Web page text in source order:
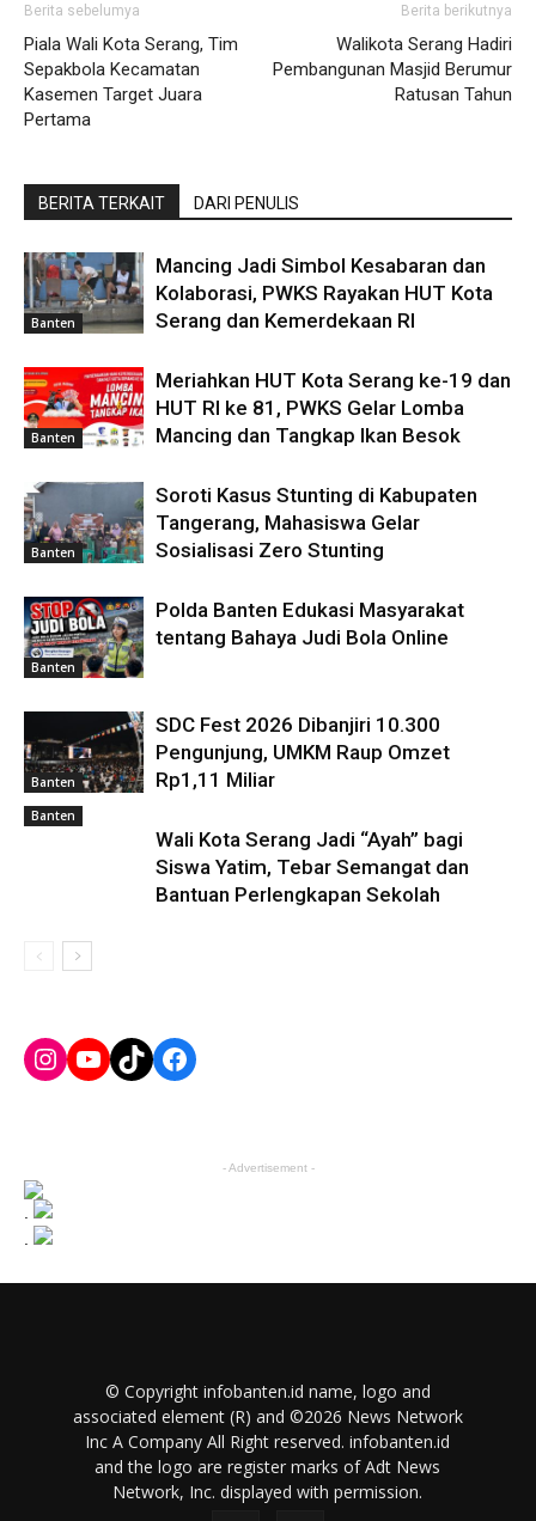
Berita sebelumya
Piala Wali Kota Serang, Tim
Sepakbola Kecamatan
Kasemen Target Juara
Pertama
Berita berikutnya
Walikota Serang Hadiri
Pembangunan Masjid Berumur
Ratusan Tahun
BERITA TERKAIT DARI PENULIS
Banten
Mancing Jadi Simbol Kesabaran dan
Kolaborasi, PWKS Rayakan HUT Kota
Serang dan Kemerdekaan RI
Banten
Meriahkan HUT Kota Serang ke-19 dan
HUT RI ke 81, PWKS Gelar Lomba
Mancing dan Tangkap Ikan Besok
Banten
Soroti Kasus Stunting di Kabupaten
Tangerang, Mahasiswa Gelar
Sosialisasi Zero Stunting
Banten
Polda Banten Edukasi Masyarakat
tentang Bahaya Judi Bola Online
Banten
SDC Fest 2026 Dibanjiri 10.300
Pengunjung, UMKM Raup Omzet
Rp1,11 Miliar
Banten
Wali Kota Serang Jadi “Ayah” bagi
Siswa Yatim, Tebar Semangat dan
Bantuan Perlengkapan Sekolah
Instagram
YouTube
TikTokFacebook
- Advertisement -
© Copyright infobanten.id name, logo and
associated element (R) and ©2026 News Network
Inc A Company All Right reserved. infobanten.id
and the logo are register marks of Adt News
Network, Inc. displayed with permission.